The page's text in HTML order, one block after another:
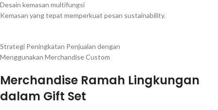
Desain kemasan multifungsi
Kemasan yang tepat memperkuat pesan sustainability.
Strategi Peningkatan Penjualan dengan
Menggunakan Merchandise Custom
Merchandise Ramah Lingkungan
dalam Gift Set